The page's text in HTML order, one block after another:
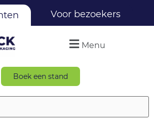
Voor bezoekers
Menu
Boek een stand